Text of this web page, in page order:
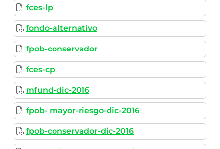
fces-lp
fondo-alternativo
fpob-conservador
fces-cp
mfund-dic-2016
fpob- mayor-riesgo-dic-2016
fpob-conservador-dic-2016